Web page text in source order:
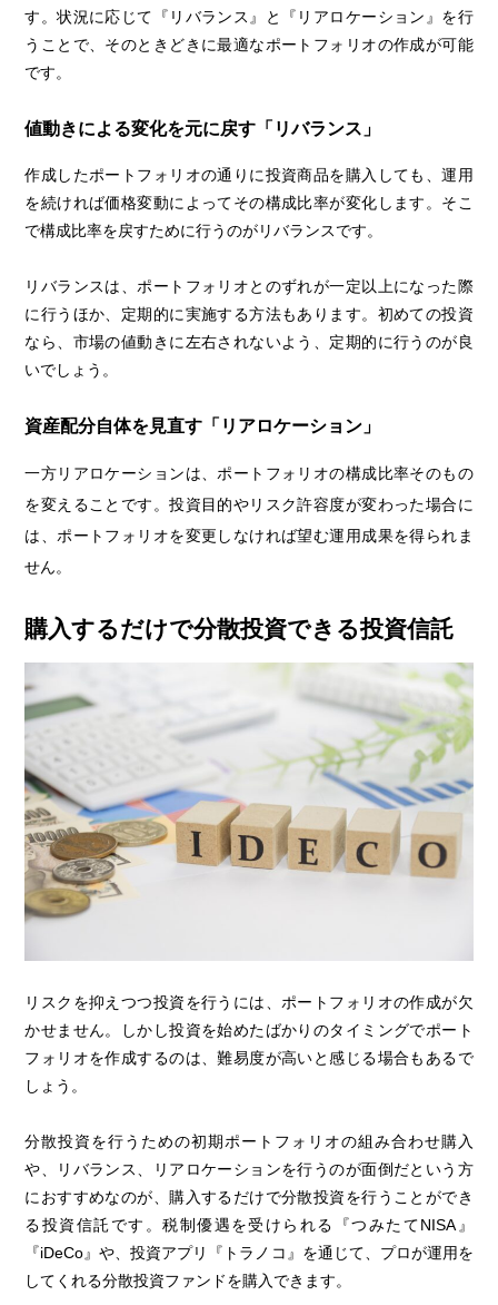
す。状況に応じて『リバランス』と『リアロケーション』を行
うことで、そのときどきに最適なポートフォリオの作成が可能
です。
値動きによる変化を元に戻す「リバランス」
作成したポートフォリオの通りに投資商品を購入しても、運用
を続ければ価格変動によってその構成比率が変化します。そこ
で構成比率を戻すために行うのがリバランスです。
リバランスは、ポートフォリオとのずれが一定以上になった際
に行うほか、定期的に実施する方法もあります。初めての投資
なら、市場の値動きに左右されないよう、定期的に行うのが良
いでしょう。
資産配分自体を見直す「リアロケーション」
一方リアロケーションは、ポートフォリオの構成比率そのもの
を変えることです。投資目的やリスク許容度が変わった場合に
は、ポートフォリオを変更しなければ望む運用成果を得られま
せん。
購入するだけで分散投資できる投資信託
リスクを抑えつつ投資を行うには、ポートフォリオの作成が欠
かせません。しかし投資を始めたばかりのタイミングでポート
フォリオを作成するのは、難易度が高いと感じる場合もあるで
しょう。
分散投資を行うための初期ポートフォリオの組み合わせ購入
や、リバランス、リアロケーションを行うのが面倒だという方
におすすめなのが、購入するだけで分散投資を行うことができ
る投資信託です。税制優遇を受けられる『つみたてNISA』
『iDeCo』や、投資アプリ『トラノコ』を通じて、プロが運用を
してくれる分散投資ファンドを購入できます。